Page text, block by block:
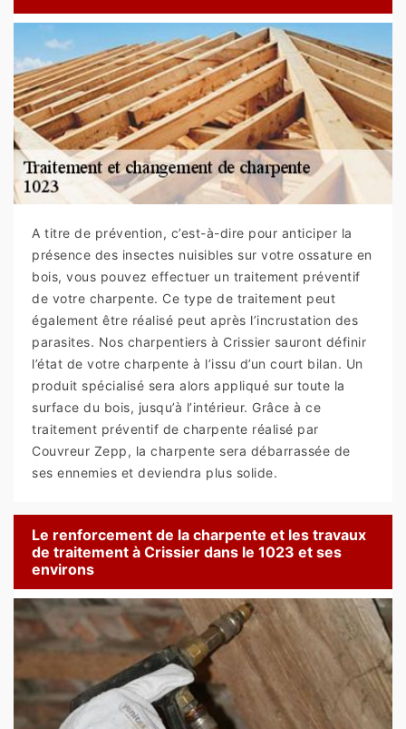
A titre de prévention, c’est-à-dire pour anticiper la
présence des insectes nuisibles sur votre ossature en
bois, vous pouvez effectuer un traitement préventif
de votre charpente. Ce type de traitement peut
également être réalisé peut après l’incrustation des
parasites. Nos charpentiers à Crissier sauront définir
l’état de votre charpente à l’issu d’un court bilan. Un
produit spécialisé sera alors appliqué sur toute la
surface du bois, jusqu’à l’intérieur. Grâce à ce
traitement préventif de charpente réalisé par
Couvreur Zepp, la charpente sera débarrassée de
ses ennemies et deviendra plus solide.
Le renforcement de la charpente et les travaux
de traitement à Crissier dans le 1023 et ses
environs